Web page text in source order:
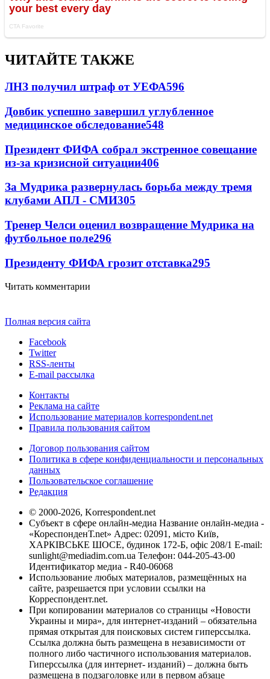
ЧИТАЙТЕ ТАКЖЕ
ЛНЗ получил штраф от УЕФА596
Довбик успешно завершил углубленное
медицинское обследование548
Президент ФИФА собрал экстренное совещание
из-за кризисной ситуации406
За Мудрика развернулась борьба между тремя
клубами АПЛ - СМИ305
Тренер Челси оценил возвращение Мудрика на
футбольное поле296
Президенту ФИФА грозит отставка295
Читать комментарии
Полная версия сайта
Facebook
Twitter
RSS-ленты
E-mail рассылка
Контакты
Реклама на сайте
Использование материалов korrespondent.net
Правила пользования сайтом
Договор пользования сайтом
Политика в сфере конфиденциальности и персональных
данных
Пользовательское соглашение
Редакция
© 2000-2026, Korrespondent.net
Субъект в сфере онлайн-медиа Название онлайн-медиа -
«КореспонденТ.net» Адрес: 02091, місто Київ,
ХАРКІВСЬКЕ ШОСЕ, будинок 172-Б, офіс 208/1 E-mail:
sunlight@mediadim.com.ua Телефон: 044-205-43-00
Идентификатор медиа - R40-06068
Использование любых материалов, размещённых на
сайте, разрешается при условии ссылки на
Корреспондент.net.
При копировании материалов со страницы «Новости
Украины и мира», для интернет-изданий – обязательна
прямая открытая для поисковых систем гиперссылка.
Ссылка должна быть размещена в независимости от
полного либо частичного использования материалов.
Гиперссылка (для интернет- изданий) – должна быть
размещена в подзаголовке или в первом абзаце